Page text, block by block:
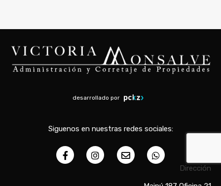
desarrollado por
Siguenos en nuestras redes sociales:
Dirección